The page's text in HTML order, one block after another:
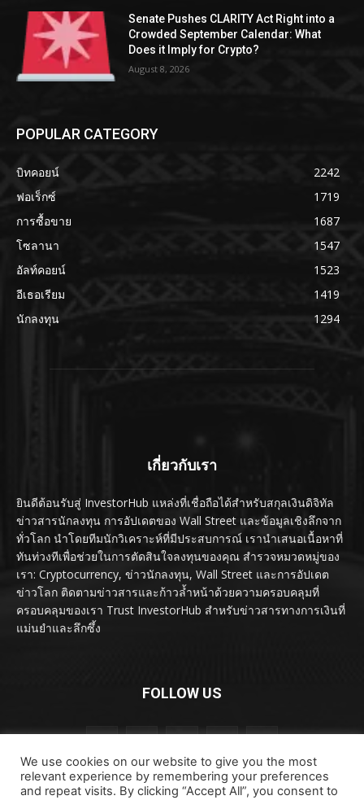
Senate Pushes CLARITY Act Right into a
Crowded September Calendar: What
Does it Imply for Crypto?
August 8, 2026
POPULAR CATEGORY
บิทคอยน์
2242
ฟอเร็กซ์
1719
การซื้อขาย
1687
โซลานา
1547
อัลท์คอยน์
1523
อีเธอเรียม
1419
นักลงทุน
1294
เกี่ยวกับเรา
ยินดีต้อนรับสู่ InvestorHub แหล่งที่เชื่อถือได้สำหรับสกุลเงินดิจิทัล
ข่าวสารนักลงทุน การอัปเดตของ Wall Street และข้อมูลเชิงลึกจาก
ทั่วโลก นำโดยทีมนักวิเคราะห์ที่มีประสบการณ์ เรานำเสนอเนื้อหาที่
ทันท่วงทีเพื่อช่วยในการตัดสินใจลงทุนของคุณ สำรวจหมวดหมู่ของ
เรา: Cryptocurrency, ข่าวนักลงทุน, Wall Street และการอัปเดต
ข่าวโลก ติดตามข่าวสารและก้าวล้ำหน้าด้วยความครอบคลุมที่
ครอบคลุมของเรา Trust InvestorHub สำหรับข่าวสารทางการเงินที่
แม่นยำและลึกซึ้ง
FOLLOW US
We use cookies on our website to give you the most
relevant experience by remembering your preferences
and repeat visits. By clicking “Accept All”, you consent to